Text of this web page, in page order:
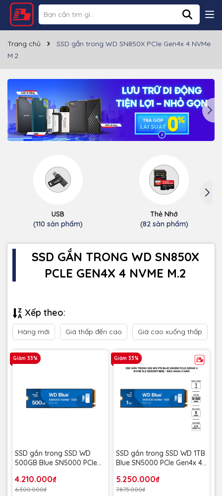
Trang chủ
SSD gắn trong WD SN850X PCle Gen4x 4 NVMe
M.2
USB
(110 sản phẩm)
Thẻ Nhớ
(82 sản phẩm)
SSD GẮN TRONG WD SN850X
PCLE GEN4X 4 NVME M.2
Xếp theo:
Hàng mới Giá thấp đến cao Giá cao xuống thấp
Giảm 33%
SSD gắn trong SSD WD
500GB Blue SN5000 PCle
M.2WDS500G4B0E-00CNZ0
- Bảo Hành 5 năm
4.210.000₫
6.300.000₫
Giảm 33%
SSD gắn trong SSD WD 1TB
Blue SN5000 PCle Gen4x 4
Bảo Hành 5 năm
5.250.000₫
7.875.000₫